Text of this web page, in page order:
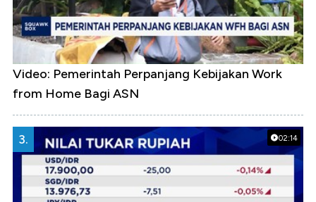
Video: Pemerintah Perpanjang Kebijakan Work
from Home Bagi ASN
02:14
3.